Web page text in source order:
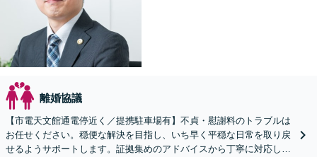
離婚協議
【市電天文館通電停近く／提携駐車場有】不貞・慰謝料のトラブルは
お任せください。穏便な解決を目指し、いち早く平穏な日常を取り戻
せるようサポートします。証拠集めのアドバイスから丁寧に対応しま